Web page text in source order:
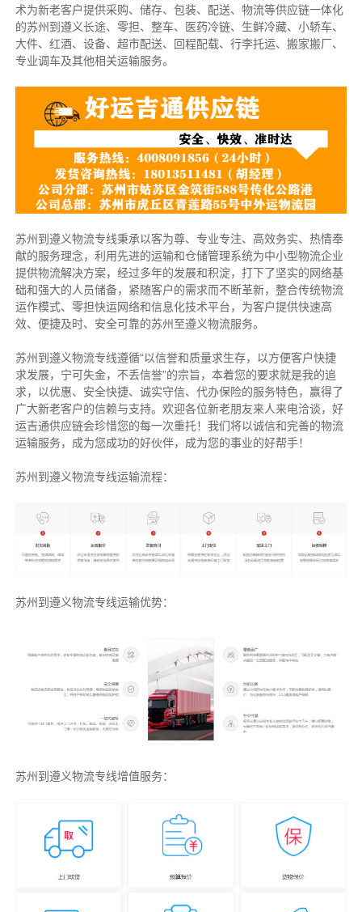
术为新老客户提供采购、储存、包装、配送、物流等供应链一体化
的苏州到遵义长途、零担、整车、医药冷链、生鲜冷藏、小轿车、
大件、红酒、设备、超市配送、回程配载、行李托运、搬家搬厂、
专业调车及其他相关运输服务。
苏州到遵义物流专线秉承以客为尊、专业专注、高效务实、热情奉
献的服务理念，利用先进的运输和仓储管理系统为中小型物流企业
提供物流解决方案，经过多年的发展和积淀，打下了坚实的网络基
础和强大的人员储备，紧随客户的需求而不断革新，整合传统物流
运作模式、零担快运网络和信息化技术平台，为客户提供快速高
效、便捷及时、安全可靠的苏州至遵义物流服务。
苏州到遵义物流专线遵循“以信誉和质量求生存，以方便客户快捷
求发展，宁可失金，不丢信誉”的宗旨，本着您的要求就是我的追
求，以优惠、安全快捷、诚实守信、代办保险的服务特色，赢得了
广大新老客户的信赖与支持。欢迎各位新老朋友来人来电洽谈，好
运吉通供应链会珍惜您的每一次重托！我们将以诚信和完善的物流
运输服务，成为您成功的好伙伴，成为您的事业的好帮手！
苏州到遵义物流专线运输流程：
苏州到遵义物流专线运输优势：
苏州到遵义物流专线增值服务：